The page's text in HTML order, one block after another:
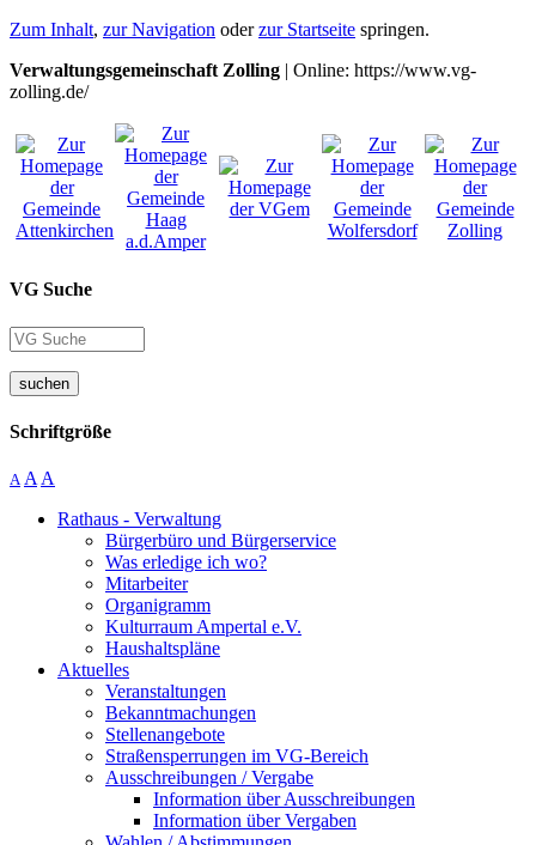
Zum Inhalt, zur Navigation oderzur Startseite springen.
Verwaltungsgemeinschaft Zolling | Online: https://www.vg-
zolling.de/
VG Suche
suchen
Schriftgröße
A A A
Rathaus - Verwaltung
Bürgerbüro und Bürgerservice
Was erledige ich wo?
Mitarbeiter
Organigramm
Kulturraum Ampertal e.V.
Haushaltspläne
Aktuelles
Veranstaltungen
Bekanntmachungen
Stellenangebote
Straßensperrungen im VG-Bereich
Ausschreibungen / Vergabe
Information über Ausschreibungen
Information über Vergaben